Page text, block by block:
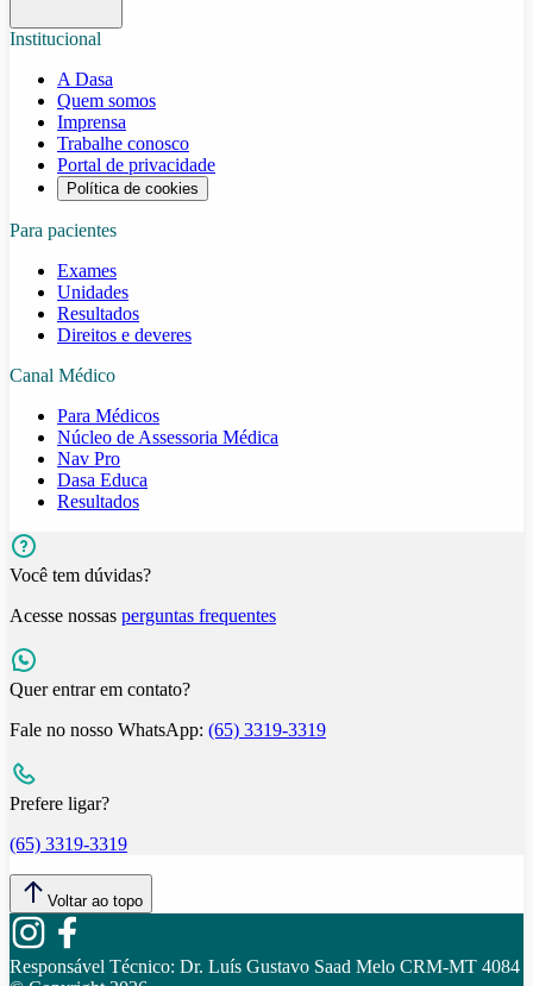
Institucional
A Dasa
Quem somos
Imprensa
Trabalhe conosco
Portal de privacidade
Política de cookies
Para pacientes
Exames
Unidades
Resultados
Direitos e deveres
Canal Médico
Para Médicos
Núcleo de Assessoria Médica
Nav Pro
Dasa Educa
Resultados
Você tem dúvidas?
Acesse nossas perguntas frequentes
Quer entrar em contato?
Fale no nosso WhatsApp: (65) 3319-3319
Prefere ligar?
(65) 3319-3319
Voltar ao topo
Responsável Técnico: Dr. Luís Gustavo Saad Melo CRM-MT 4084